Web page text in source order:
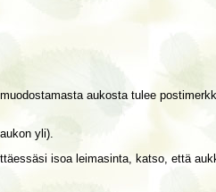
aukosta tulee
yli).
isoa leimasinta, katso, että